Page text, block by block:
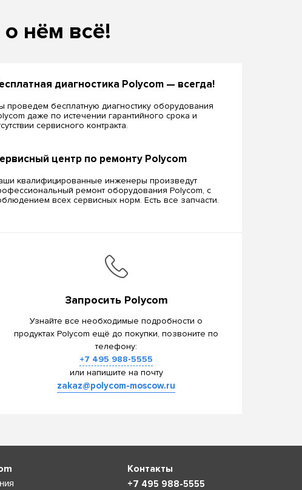
о нём всё!
диагностика Polycom — всегда!
проведем бесплатную диагностику оборудования
даже по истечении гарантийного срока и
сервисного контракта.
центр по ремонту Polycom
квалифицированные инженеры произведут
ремонт оборудования Polycom, c
всех сервисных норм. Есть все запчасти.
Запросить Polycom
Узнайте все необходимые подробности о
продуктах Polycom ещё до покупки, позвоните по
телефону:
+7 495 988-5555
или напишите на почту
zakaz@polycom-moscow.ru
Контакты
+7 495 988-5555